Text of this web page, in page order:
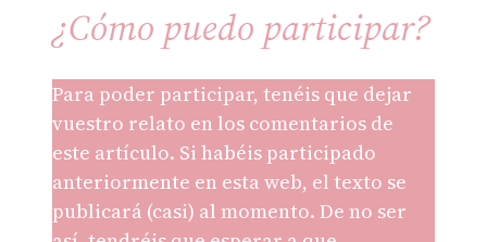
¿Cómo puedo participar?
Para poder participar, tenéis que dejar
vuestro relato en los comentarios de
este artículo. Si habéis participado
anteriormente en esta web, el texto se
publicará (casi) al momento. De no ser